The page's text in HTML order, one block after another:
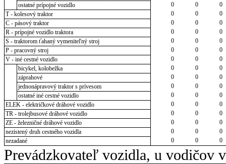
ostatné prípojné vozidlo
0 0
0
T - kolesový traktor
0 0
0
C - pásový traktor
0 0
0
R - prípojné vozidlo traktora
0 0
0
S - traktorom ťahaný vymeniteľný stroj
0 0
0
P - pracovný stroj
0 0
0
V - iné cestné vozidlo
0 0
0
bicykel, kolobežka
0 0
0
záprahové
0 0
0
jednonápravový traktor s prívesom
0 0
0
ostatné iné cestné vozidlo
0 0
0
ELEK - električkové dráhové vozidlo
0 0
0
TR - trolejbusové dráhové vozidlo
0 0
0
ZE - železničné dráhové vozidlo
0 0
0
nezistený druh cestného vozidla
0 0
0
nezadané
0 0 0
Prevádzkovateľ vozidla, u vodičov